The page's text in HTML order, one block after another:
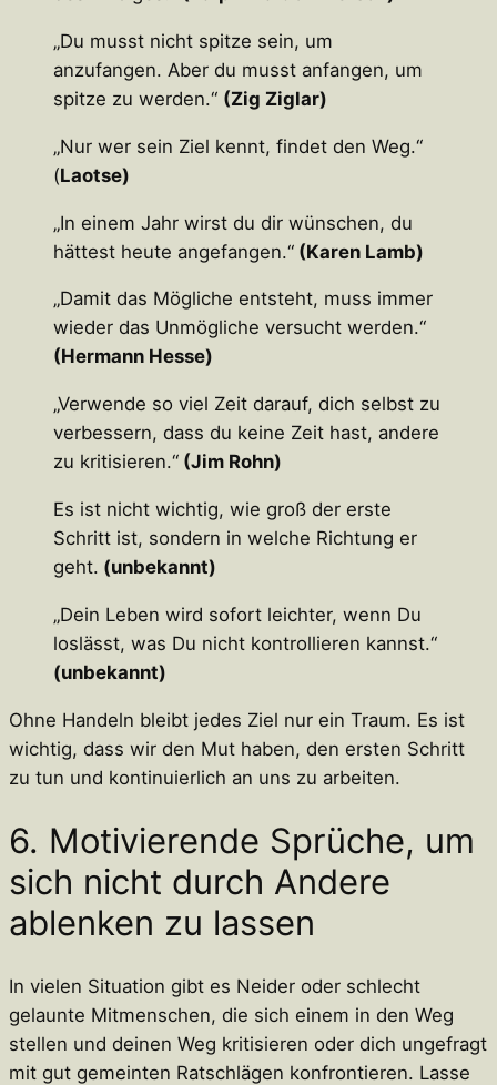
„Du musst nicht spitze sein, um
anzufangen. Aber du musst anfangen, um
spitze zu werden.“ (Zig Ziglar)
„Nur wer sein Ziel kennt, findet den Weg.“
(Laotse)
„In einem Jahr wirst du dir wünschen, du
hättest heute angefangen.“ (Karen Lamb)
„Damit das Mögliche entsteht, muss immer
wieder das Unmögliche versucht werden.“
(Hermann Hesse)
„Verwende so viel Zeit darauf, dich selbst zu
verbessern, dass du keine Zeit hast, andere
zu kritisieren.“ (Jim Rohn)
Es ist nicht wichtig, wie groß der erste
Schritt ist, sondern in welche Richtung er
geht. (unbekannt)
„Dein Leben wird sofort leichter, wenn Du
loslässt, was Du nicht kontrollieren kannst.“
(unbekannt)
Ohne Handeln bleibt jedes Ziel nur ein Traum. Es ist
wichtig, dass wir den Mut haben, den ersten Schritt
zu tun und kontinuierlich an uns zu arbeiten.
6. Motivierende Sprüche, um
sich nicht durch Andere
ablenken zu lassen
In vielen Situation gibt es Neider oder schlecht
gelaunte Mitmenschen, die sich einem in den Weg
stellen und deinen Weg kritisieren oder dich ungefragt
mit gut gemeinten Ratschlägen konfrontieren. Lasse